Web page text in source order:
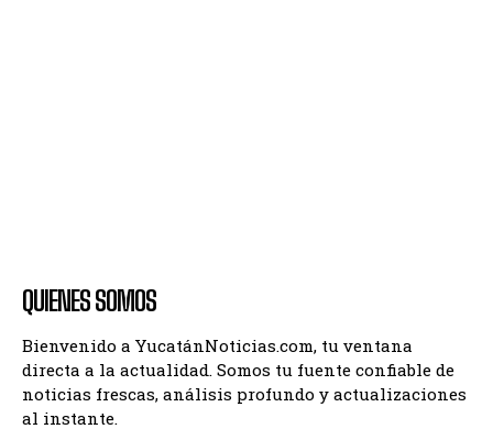
QUIENES SOMOS
Bienvenido a YucatánNoticias.com, tu ventana
directa a la actualidad. Somos tu fuente confiable de
noticias frescas, análisis profundo y actualizaciones
al instante.